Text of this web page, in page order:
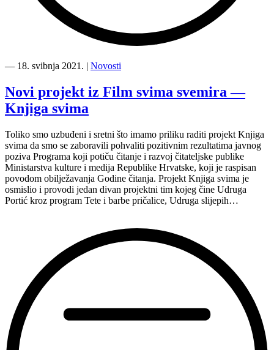
prva
izrade
inkluzivnih
knjiga
sklopu
projekta
Knjiga
svima”
― 18. svibnja 2021. | Novosti
Novi projekt iz Film svima svemira —
Knjiga svima
Toliko smo uzbuđeni i sretni što imamo priliku raditi projekt Knjiga
svima da smo se zaboravili pohvaliti pozitivnim rezultatima javnog
poziva Programa koji potiču čitanje i razvoj čitateljske publike
Ministarstva kulture i medija Republike Hrvatske, koji je raspisan
povodom obilježavanja Godine čitanja. Projekt Knjiga svima je
osmislio i provodi jedan divan projektni tim kojeg čine Udruga
Portić kroz program Tete i barbe pričalice, Udruga slijepih…